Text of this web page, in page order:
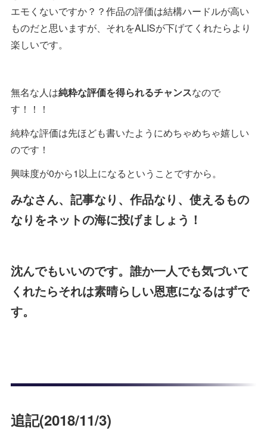
エモくないですか？？作品の評価は結構ハードルが高い
ものだと思いますが、それをALISが下げてくれたらより
楽しいです。
無名な人は純粋な評価を得られるチャンスなので
す！！！
純粋な評価は先ほども書いたようにめちゃめちゃ嬉しい
のです！
興味度が0から1以上になるということですから。
みなさん、記事なり、作品なり、使えるもの
なりをネットの海に投げましょう！
沈んでもいいのです。誰か一人でも気づいて
くれたらそれは素晴らしい恩恵になるはずで
す。
追記(2018/11/3)